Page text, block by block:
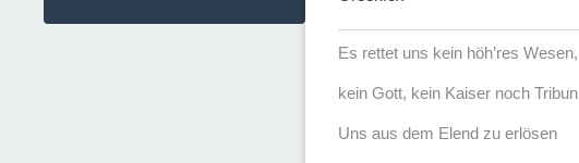
Es rettet uns kein höh’res Wesen,
kein Gott, kein Kaiser noch Tribun
Uns aus dem Elend zu erlösen